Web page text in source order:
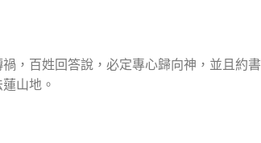
，百姓回答說，必定專心歸向神，並且約書
山地。